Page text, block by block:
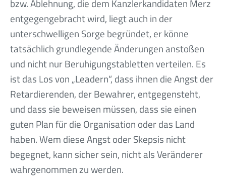
bzw. Ablehnung, die dem Kanzlerkandidaten Merz
entgegengebracht wird, liegt auch in der
unterschwelligen Sorge begründet, er könne
tatsächlich grundlegende Änderungen anstoßen
und nicht nur Beruhigungstabletten verteilen. Es
ist das Los von „Leadern“, dass ihnen die Angst der
Retardierenden, der Bewahrer, entgegensteht,
und dass sie beweisen müssen, dass sie einen
guten Plan für die Organisation oder das Land
haben. Wem diese Angst oder Skepsis nicht
begegnet, kann sicher sein, nicht als Veränderer
wahrgenommen zu werden.